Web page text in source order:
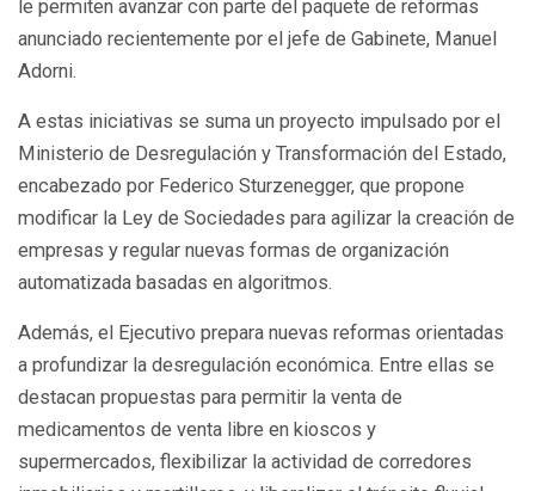
le permiten avanzar con parte del paquete de reformas
anunciado recientemente por el jefe de Gabinete, Manuel
Adorni.
A estas iniciativas se suma un proyecto impulsado por el
Ministerio de Desregulación y Transformación del Estado,
encabezado por Federico Sturzenegger, que propone
modificar la Ley de Sociedades para agilizar la creación de
empresas y regular nuevas formas de organización
automatizada basadas en algoritmos.
Además, el Ejecutivo prepara nuevas reformas orientadas
a profundizar la desregulación económica. Entre ellas se
destacan propuestas para permitir la venta de
medicamentos de venta libre en kioscos y
supermercados, flexibilizar la actividad de corredores